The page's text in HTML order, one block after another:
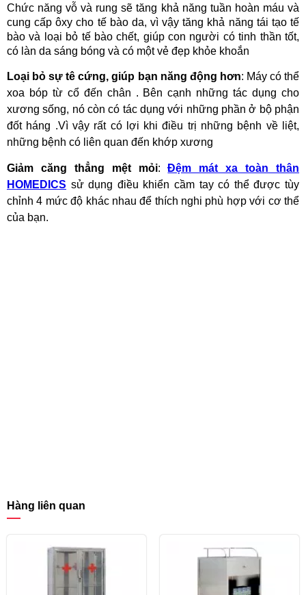
Chức năng vỗ và rung sẽ tăng khả năng tuần hoàn máu và
cung cấp ôxy cho tế bào da, vì vậy tăng khả năng tái tạo tế
bào và loại bỏ tế bào chết, giúp con người có tinh thần tốt,
có làn da sáng bóng và có một vẻ đẹp khỏe khoắn
Loại bỏ sự tê cứng, giúp bạn năng động hơn: Máy có thể
xoa bóp từ cổ đến chân . Bên cạnh những tác dụng cho
xương sống, nó còn có tác dụng với những phần ở bộ phận
đốt háng .Vì vậy rất có lợi khi điều trị những bệnh về liệt,
những bệnh có liên quan đến khớp xương
Giảm căng thẳng mệt mỏi:
Đệm mát xa toàn thân
HOMEDICS sử dụng điều khiển cầm tay có thể được tùy
chỉnh 4 mức độ khác nhau để thích nghi phù hợp với cơ thể
của bạn.
Hàng liên quan